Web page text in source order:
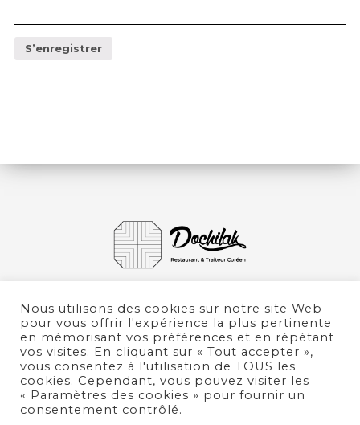
S’enregistrer
Nous utilisons des cookies sur notre site Web
pour vous offrir l'expérience la plus pertinente
en mémorisant vos préférences et en répétant
vos visites. En cliquant sur « Tout accepter »,
vous consentez à l'utilisation de TOUS les
cookies. Cependant, vous pouvez visiter les
« Paramètres des cookies » pour fournir un
consentement contrôlé.